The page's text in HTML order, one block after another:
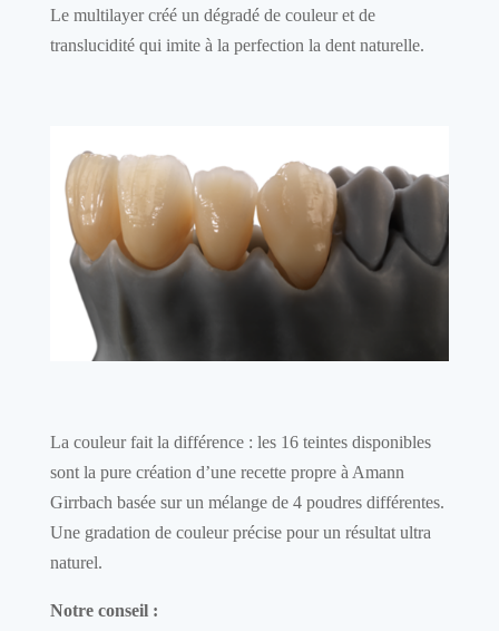
Le multilayer créé un dégradé de couleur et de
translucidité qui imite à la perfection la dent naturelle.
La couleur fait la différence : les 16 teintes disponibles
sont la pure création d’une recette propre à Amann
Girrbach basée sur un mélange de 4 poudres différentes.
Une gradation de couleur précise pour un résultat ultra
naturel.
Notre conseil :